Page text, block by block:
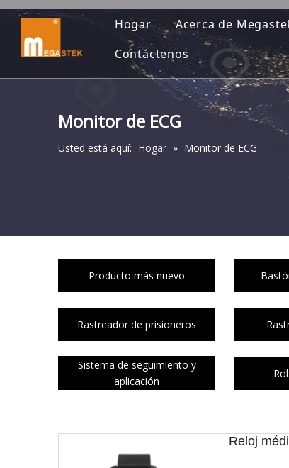
Hogar Acerca de
Contáctenos
Monitor de ECG
Usted está aquí: Hogar » Monitor de ECG
Producto más nuevo
Rastreador de prisioneros
Sistema de seguimiento y
aplicación
Reloj